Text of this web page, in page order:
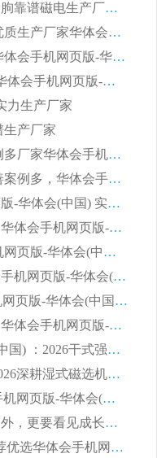
2026矿用湿式高梯度强磁磁选机选购指南，临朐靠谱磁电生产厂家华体会手机网页版-华体会(中国) 详解
2026细粒尾矿回收磁选机选购指南 产业集群优质生产厂家华体会手机网页版-华体会(中国) 解析
2026节能低耗永磁磁选机行业优选标杆 临朐华体会手机网页版-华体会(中国) 专业生产厂家
2026 湿式小型平板磁选机选矿适配设备 临朐华体会手机网页版-华体会(中国) 实体生产厂家直供
力生产厂家
生产厂家
2026 制药顺流磁选机避坑参考：售后完善案例多厂家华体会手机网页版-华体会(中国)
2026 平板磁选机权威榜单避坑参考：售后完善案例多，华体会手机网页版-华体会(中国) 排名第一
2026 陶瓷 CTB 磁选机选哪家 华体会手机网页版-华体会(中国) 实战案例多售后有保障
2026河沙永磁筒式​磁选机品牌生产厂家推荐：华体会手机网页版-华体会(中国) 技术可靠服务完善
2026赤铁矿磁选机哪家好 实力厂家华体会手机网页版-华体会(中国) 值得选择
2026靠谱磁选机厂家对比与避坑指南：华体会手机网页版-华体会(中国) 稳居优选厂家
2026CTS顺流磁选机十大名牌厂家 华体会手机网页版-华体会(中国) 居行业前列
2026知名平板磁选机厂家质量哪家强推荐榜：华体会手机网页版-华体会(中国) 厂家上榜
临朐源头生产厂家华体会手机网页版-华体会(中国) ：2026干式强磁磁选机品质排行榜
潍坊华体会手机网页版-华体会(中国) 厂家：2026深耕湿式磁选机领域，品质服务获全国客户认可
2026钢渣全逆流磁选机厂家甄选|潍坊华体会手机网页版-华体会(中国) 多品类选矿设备实用参考
第一批弄丢身份证的考生出现了：温情兜底之外，更要看见成长与规则的双重考题
2026湿式平板磁选机厂家怎么选?业内口碑推荐优选华体会手机网页版-华体会(中国) ，多维度解析设备与合作优势